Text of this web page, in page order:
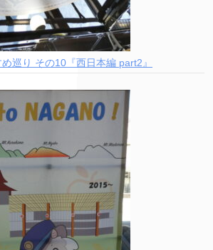
巡り その10『西日本編 part2』